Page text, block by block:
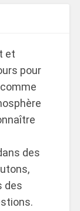
et
pour
des
des